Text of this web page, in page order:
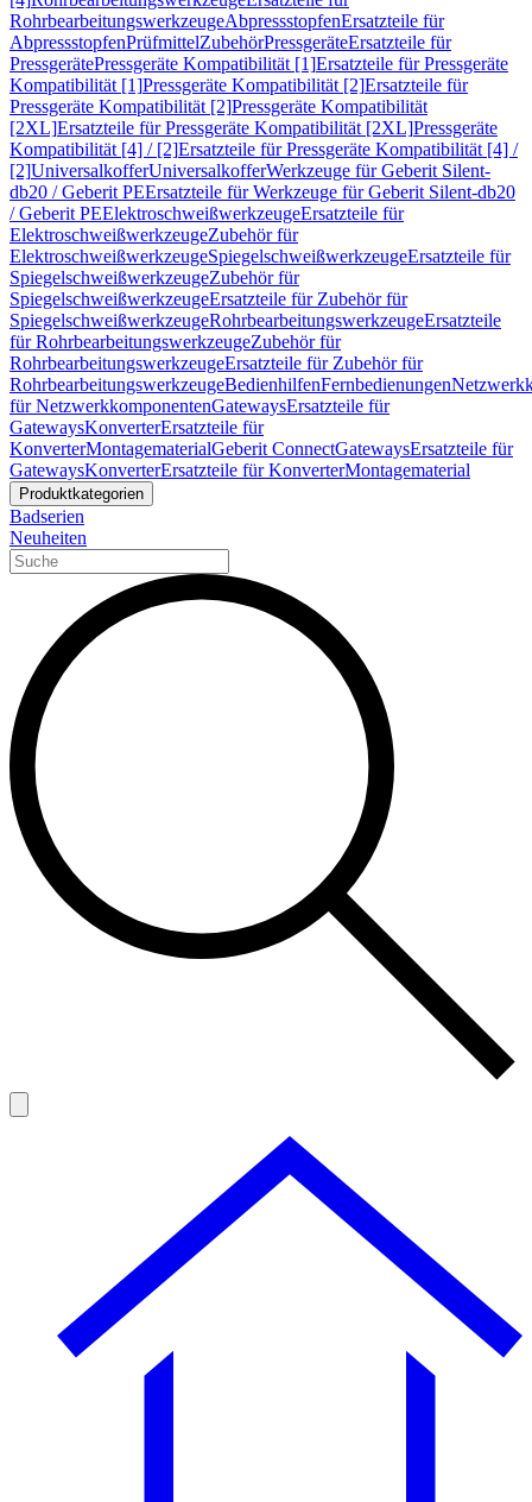
RohrbearbeitungswerkzeugeAbpressstopfenErsatzteile für
AbpressstopfenPrüfmittelZubehörPressgeräteErsatzteile für
PressgerätePressgeräte Kompatibilität [1]Ersatzteile für Pressgeräte
Kompatibilität [1]Pressgeräte Kompatibilität [2]Ersatzteile für
Pressgeräte Kompatibilität [2]Pressgeräte Kompatibilität
[2XL]Ersatzteile für Pressgeräte Kompatibilität [2XL]Pressgeräte
Kompatibilität [4] / [2]Ersatzteile für Pressgeräte Kompatibilität [4] /
[2]UniversalkofferUniversalkofferWerkzeuge für Geberit Silent-
db20 / Geberit PEErsatzteile für Werkzeuge für Geberit Silent-db20
/ Geberit PEElektroschweißwerkzeugeErsatzteile für
ElektroschweißwerkzeugeZubehör für
ElektroschweißwerkzeugeSpiegelschweißwerkzeugeErsatzteile für
SpiegelschweißwerkzeugeZubehör für
SpiegelschweißwerkzeugeErsatzteile für Zubehör für
SpiegelschweißwerkzeugeRohrbearbeitungswerkzeugeErsatzteile
für RohrbearbeitungswerkzeugeZubehör für
RohrbearbeitungswerkzeugeErsatzteile für Zubehör für
RohrbearbeitungswerkzeugeBedienhilfenFernbedienungen
für NetzwerkkomponentenGatewaysErsatzteile für
GatewaysKonverterErsatzteile für
KonverterMontagematerialGeberit ConnectGatewaysErsatzteile für
GatewaysKonverterErsatzteile für KonverterMontagematerial
Produktkategorien
Badserien
Neuheiten